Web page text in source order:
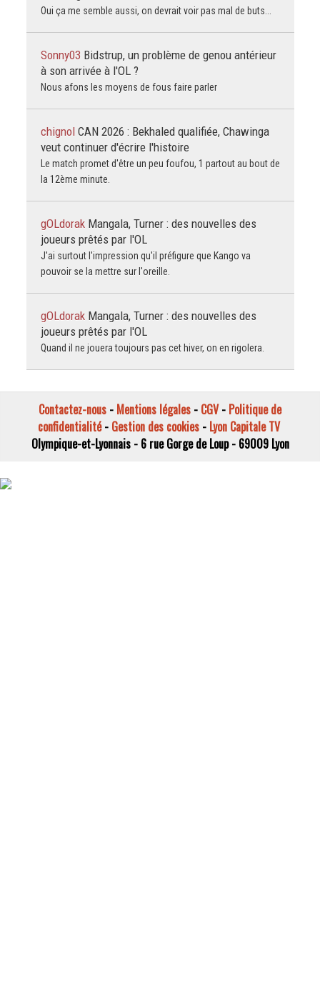
Oui ça me semble aussi, on devrait voir pas mal de buts...
Sonny03 Bidstrup, un problème de genou antérieur
à son arrivée à l'OL ?
Nous afons les moyens de fous faire parler
chignol CAN 2026 : Bekhaled qualifiée, Chawinga
veut continuer d'écrire l'histoire
Le match promet d'être un peu foufou, 1 partout au bout de
la 12ème minute.
gOLdorak Mangala, Turner : des nouvelles des
joueurs prêtés par l'OL
J'ai surtout l'impression qu'il préfigure que Kango va
pouvoir se la mettre sur l'oreille.
gOLdorak Mangala, Turner : des nouvelles des
joueurs prêtés par l'OL
Quand il ne jouera toujours pas cet hiver, on en rigolera.
Contactez-nous - Mentions légales - CGV- Politique de
confidentialité- Gestion des cookies- Lyon Capitale TV
Olympique-et-Lyonnais - 6 rue Gorge de Loup - 69009 Lyon